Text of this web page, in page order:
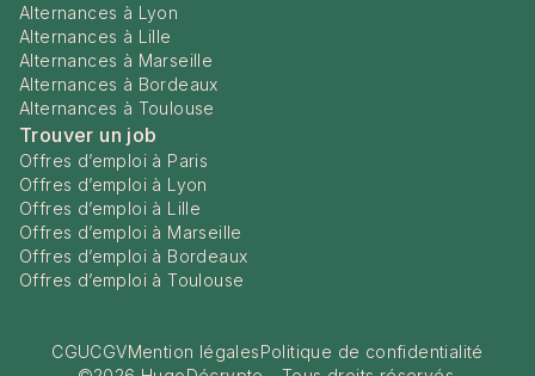
Alternances à Lyon
Alternances à Lille
Alternances à Marseille
Alternances à Bordeaux
Alternances à Toulouse
Trouver un job
Offres d’emploi à Paris
Offres d’emploi à Lyon
Offres d’emploi à Lille
Offres d’emploi à Marseille
Offres d’emploi à Bordeaux
Offres d’emploi à Toulouse
CGUCGVMention légalesPolitique de confidentialité